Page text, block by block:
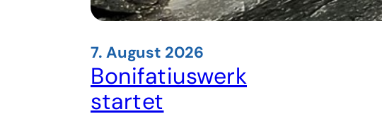
7. August 2026
Bonifatiuswerk
startet